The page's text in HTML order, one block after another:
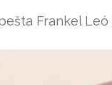
Frankel Leó